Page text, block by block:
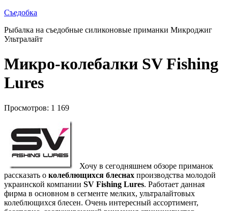
Съедобка
Рыбалка на съедобные силиконовые приманки Микроджиг
Ультралайт
Микро-колебалки SV Fishing
Lures
Просмотров: 1 169
Хочу в сегодняшнем обзоре приманок
рассказать о колеблющихся блеснах производства молодой
украинской компании SV Fishing Lures. Работает данная
фирма в основном в сегменте мелких, ультралайтовых
колеблющихся блесен. Очень интересный ассортимент,